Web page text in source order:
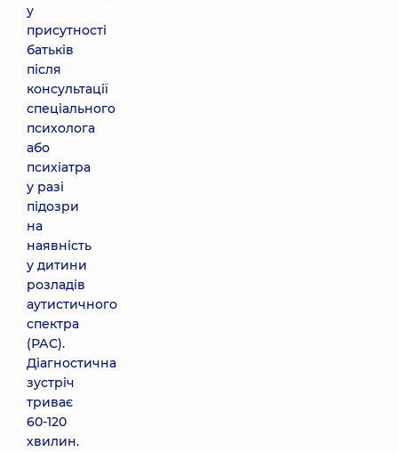
у
присутності
батьків
після
консультації
спеціального
психолога
або
психіатра
у разі
підозри
на
наявність
у дитини
розладів
аутистичного
спектра
(РАС).
Діагностична
зустріч
триває
60-120
хвилин.